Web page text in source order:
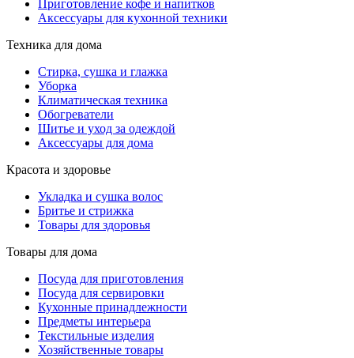
Приготовление кофе и напитков
Аксессуары для кухонной техники
Техника для дома
Стирка, сушка и глажка
Уборка
Климатическая техника
Обогреватели
Шитье и уход за одеждой
Аксессуары для дома
Красота и здоровье
Укладка и сушка волос
Бритье и стрижка
Товары для здоровья
Товары для дома
Посуда для приготовления
Посуда для сервировки
Кухонные принадлежности
Предметы интерьера
Текстильные изделия
Хозяйственные товары